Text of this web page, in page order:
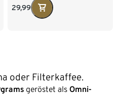
29,99
oder Filterkaffee.
geröstet als Omni-